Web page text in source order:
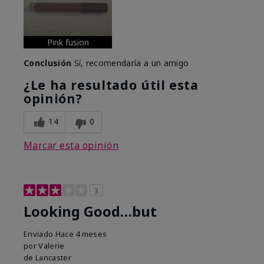
Pink fusion
Conclusión Sí, recomendaría a un amigo
¿Le ha resultado útil esta
opinión?
14 0
Marcar esta opinión
3
Looking Good…but
Enviado Hace 4 meses
porValerie
de Lancaster